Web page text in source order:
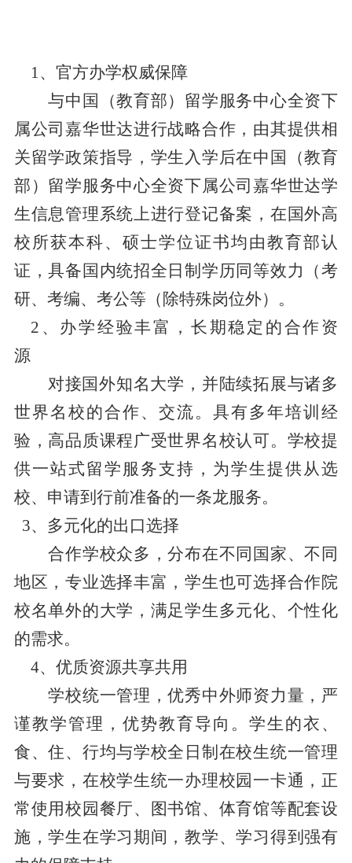
1、官方办学权威保障
与中国（教育部）留学服务中心全资下
属公司嘉华世达进行战略合作，由其提供相
关留学政策指导，学生入学后在中国（教育
部）留学服务中心全资下属公司嘉华世达学
生信息管理系统上进行登记备案，在国外高
校所获本科、硕士学位证书均由教育部认
证，具备国内统招全日制学历同等效力（考
研、考编、考公等（除特殊岗位外）。
2、办学经验丰富，长期稳定的合作资
源
对接国外知名大学，并陆续拓展与诸多
世界名校的合作、交流。具有多年培训经
验，高品质课程广受世界名校认可。学校提
供一站式留学服务支持，为学生提供从选
校、申请到行前准备的一条龙服务。
3、多元化的出口选择
合作学校众多，分布在不同国家、不同
地区，专业选择丰富，学生也可选择合作院
校名单外的大学，满足学生多元化、个性化
的需求。
4、优质资源共享共用
学校统一管理，优秀中外师资力量，严
谨教学管理，优势教育导向。学生的衣、
食、住、行均与学校全日制在校生统一管理
与要求，在校学生统一办理校园一卡通，正
常使用校园餐厅、图书馆、体育馆等配套设
施，学生在学习期间，教学、学习得到强有